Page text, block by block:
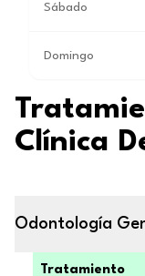
Sábado
Domingo
Clínica
Odontología
Tratamiento